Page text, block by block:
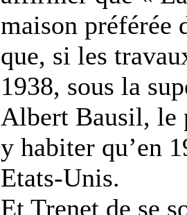
maison préférée
que, si les
1938, sous la
Albert Bausil, le
y habiter qu’en
Etats-Unis.
Et Trenet de se